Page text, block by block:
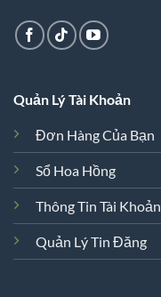
Quản Lý Tài Khoản
Đơn Hàng Của Bạn
Sổ Hoa Hồng
Thông Tin Tài Khoản
Quản Lý Tin Đăng